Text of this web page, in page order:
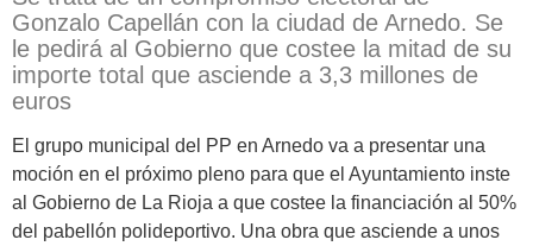
Gonzalo Capellán con la ciudad de Arnedo. Se
le pedirá al Gobierno que costee la mitad de su
importe total que asciende a 3,3 millones de
euros
El grupo municipal del PP en Arnedo va a presentar una
moción en el próximo pleno para que el Ayuntamiento inste
al Gobierno de La Rioja a que costee la financiación al 50%
del pabellón polideportivo. Una obra que asciende a unos